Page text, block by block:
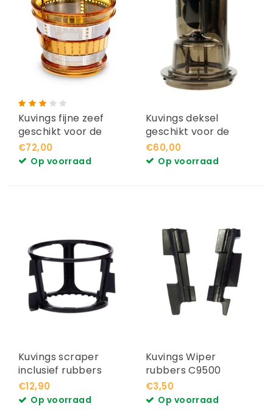
Kuvings fijne zeef
geschikt voor de
Revo830
€72,00
Op voorraad
Kuvings deksel
geschikt voor de
Revo830
€60,00
Op voorraad
Kuvings scraper
inclusief rubbers
geschikt voor de
Revo830
€12,90
Op voorraad
Kuvings Wiper
rubbers C9500
€3,50
Op voorraad